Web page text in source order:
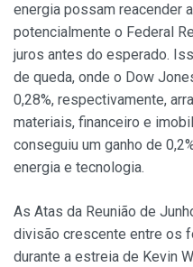
energia possam reacender
potencialmente o Federal
juros antes do esperado.
de queda, onde o Dow
0,28%, respectivamente,
materiais, financeiro e
conseguiu um ganho de
energia e tecnologia.
As Atas da Reunião de
divisão crescente entre os
durante a estreia de Kevin